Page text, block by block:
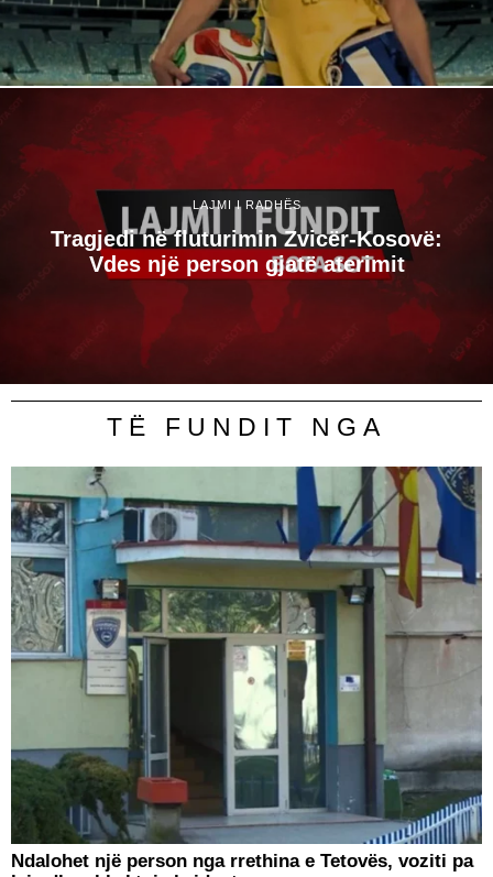
LAJMI I RADHËS
Tragjedi në fluturimin Zvicër-Kosovë:
Vdes një person gjatë aterimit
TË FUNDIT NGA
Ndalohet një person nga rrethina e Tetovës, voziti pa